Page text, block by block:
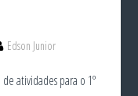
Edson Junior
atividades para o 1º